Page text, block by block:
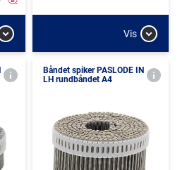
Vis
Båndet spiker PASLODE IN
LH rundbåndet A4